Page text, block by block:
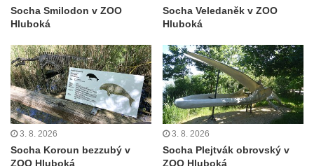
Boží muka v parku před domem čp. 17 v
Hrobčicích
Sochy „Klaun a dívenka“ v parku v centru
Hrobčic
Socha svatého Antonína poustevníka v
Mirošovicích
Socha vodníka u požární nádrže v
Mirošovicích
Socha Smilodon v ZOO
Hluboká
Socha Veledaněk v ZOO
Hluboká
3. 8. 2026
Socha Koroun bezzubý v
ZOO Hluboká
3. 8. 2026
Socha Plejtvák obrovský v
ZOO Hluboká